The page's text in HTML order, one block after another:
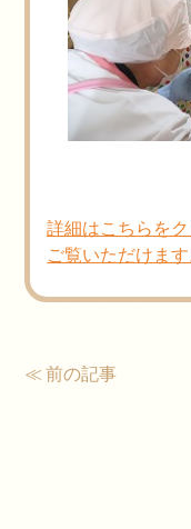
詳細はこちらを
ご覧いただけます
≪ 前の記事